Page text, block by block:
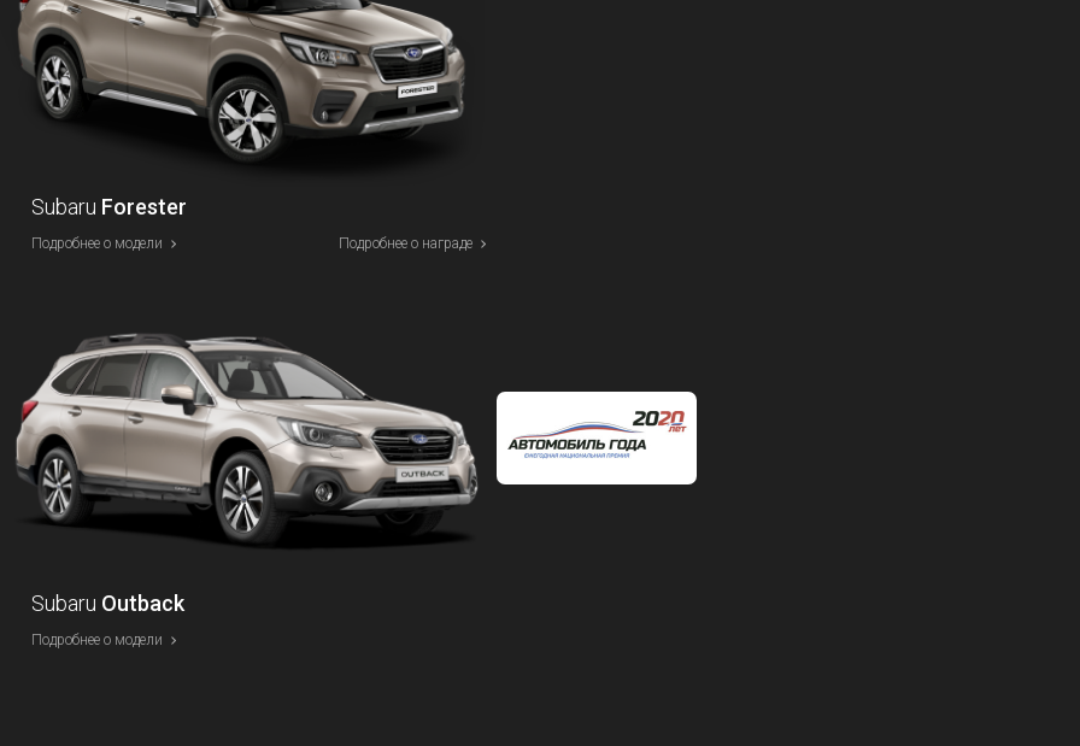
Subaru Forester
Подробнее о модели Подробнее о награде
Subaru Outback
Подробнее о модели